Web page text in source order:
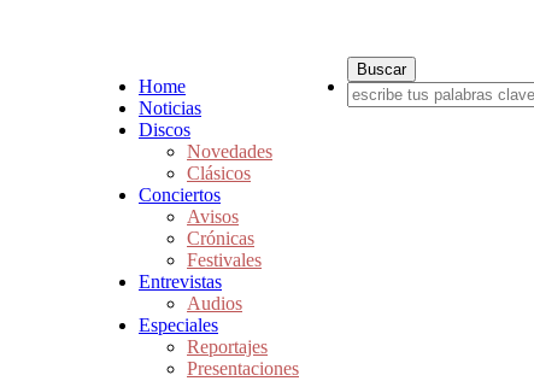
Home
Noticias
Discos
Novedades
Clásicos
Conciertos
Avisos
Crónicas
Festivales
Entrevistas
Audios
Especiales
Reportajes
Presentaciones